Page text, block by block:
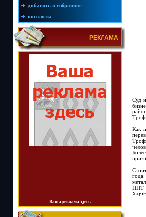
добавить в избранное
контакты
РЕКЛАМА
Ваша реклама здесь
Суд
Как
ППТ